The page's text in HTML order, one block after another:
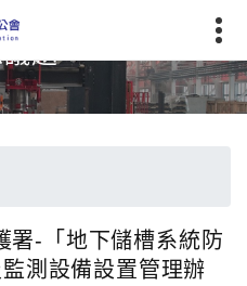
題
署-「地下儲槽系統防
測設備設置管理辦